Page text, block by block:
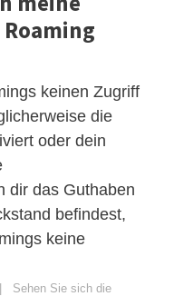
keinen Zugriff
die
oder dein
dir das Guthaben
befindest,
keine
Sehen Sie sich die